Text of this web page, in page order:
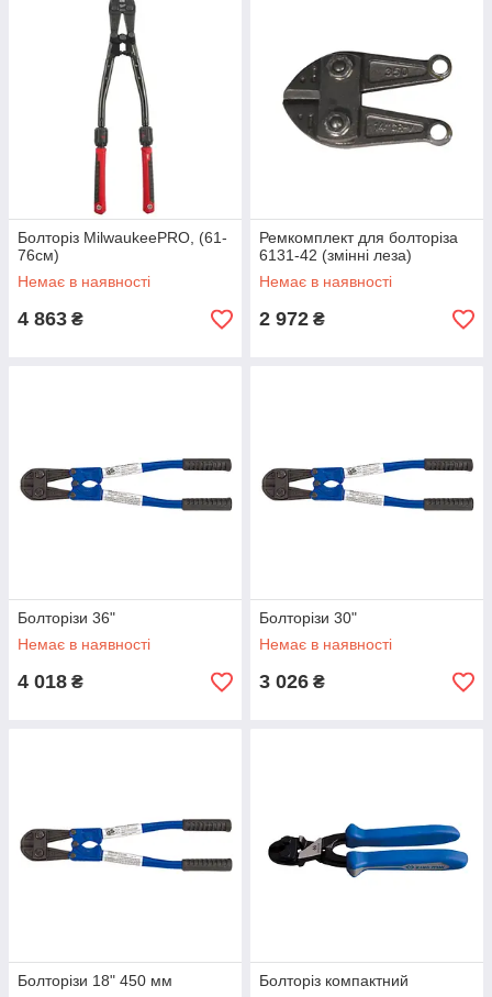
Болторіз MilwaukeePRO, (61-
76см)
Немає в наявності
4 863 ₴
Ремкомплект для болторіза
6131-42 (змінні леза)
Немає в наявності
2 972 ₴
Болторізи 36"
Немає в наявності
4 018 ₴
Болторізи 30"
Немає в наявності
3 026 ₴
Болторізи 18" 450 мм
Болторіз компактний